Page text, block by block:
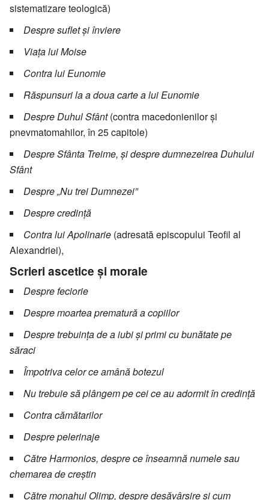
sistematizare teologică)
Despre suflet și înviere
Viața lui Moise
Contra lui Eunomie
Răspunsuri la a doua carte a lui Eunomie
Despre Duhul Sfânt(contra macedonienilor și
pnevmatomahilor, în 25 capitole)
Despre Sfânta Treime, și despre dumnezeirea Duhului
Sfânt
Despre „Nu trei Dumnezei”
Despre credință
Contra lui Apolinarie (adresată episcopului Teofil al
Alexandriei),
Scrieri ascetice și morale
Despre feciorie
Despre moartea prematură a copiilor
Despre trebuința de a iubi și primi cu bunătate pe
săraci
Împotriva celor ce amână botezul
Nu trebuie să plângem pe cei ce au adormit în credință
Contra cămătarilor
Despre pelerinaje
Către Harmonios, despre ce înseamnă numele sau
chemarea de creștin
Către monahul Olimp, despre desăvârșire şi cum